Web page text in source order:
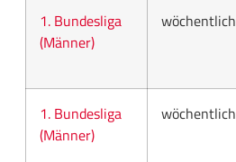
1. Bundesliga
(Männer)
wöchentlich
1. Bundesliga
(Männer)
wöchentlich